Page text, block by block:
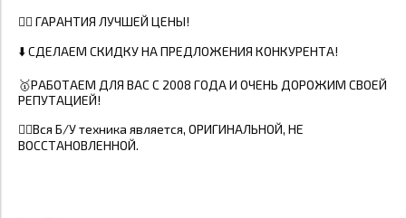
👍🏼 ГАРАНТИЯ ЛУЧШЕЙ ЦЕНЫ!
⬇️ СДЕЛАЕМ СКИДКУ НА ПРЕДЛОЖЕНИЯ КОНКУРЕНТА!
🥇РАБОТАЕМ ДЛЯ ВАС С 2008 ГОДА И ОЧЕНЬ ДОРОЖИМ СВОЕЙ
РЕПУТАЦИЕЙ!
☝🏼Вся Б/У техника является, ОРИГИНАЛЬНОЙ, НЕ
ВОССТАНОВЛЕННОЙ.